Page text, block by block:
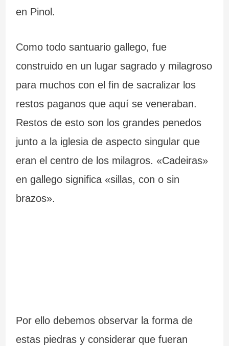
en Pinol.
Como todo santuario gallego, fue
construido en un lugar sagrado y milagroso
para muchos con el fin de sacralizar los
restos paganos que aquí se veneraban.
Restos de esto son los grandes penedos
junto a la iglesia de aspecto singular que
eran el centro de los milagros. «Cadeiras»
en gallego significa «sillas, con o sin
brazos».
Por ello debemos observar la forma de
estas piedras y considerar que fueran